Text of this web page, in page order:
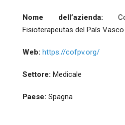
Nome dell’azienda:
Fisioterapeutas del País Vasco
Web: https://cofpv.org/
Settore: Medicale
Paese: Spagna